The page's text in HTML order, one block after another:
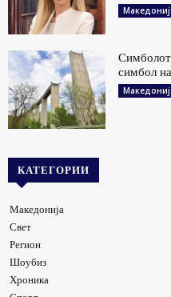
Симболот
симбол
КАТЕГОРИИ
Македонија
Свет
Регион
Шоубиз
Хроника